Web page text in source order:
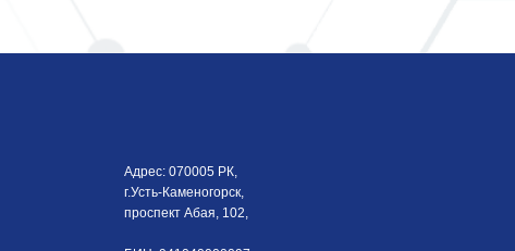
Адрес: 070005 РК,
г.Усть-Каменогорск,
проспект Абая, 102,